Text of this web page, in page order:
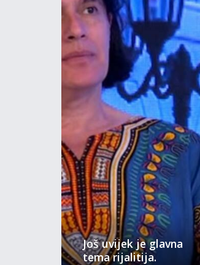
Još uvijek je glavna
tema rijalitija.